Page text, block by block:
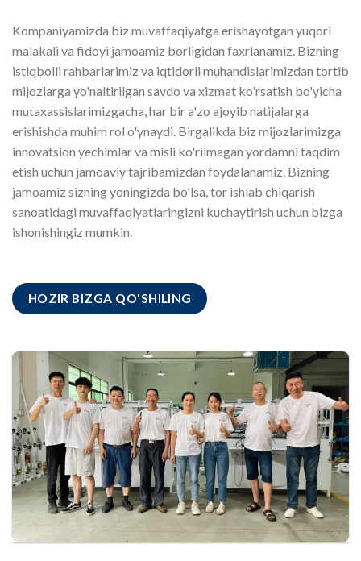
Kompaniyamizda biz muvaffaqiyatga erishayotgan yuqori
malakali va fidoyi jamoamiz borligidan faxrlanamiz. Bizning
istiqbolli rahbarlarimiz va iqtidorli muhandislarimizdan tortib
mijozlarga yo'naltirilgan savdo va xizmat ko'rsatish bo'yicha
mutaxassislarimizgacha, har bir a'zo ajoyib natijalarga
erishishda muhim rol o'ynaydi. Birgalikda biz mijozlarimizga
innovatsion yechimlar va misli ko'rilmagan yordamni taqdim
etish uchun jamoaviy tajribamizdan foydalanamiz. Bizning
jamoamiz sizning yoningizda bo'lsa, tor ishlab chiqarish
sanoatidagi muvaffaqiyatlaringizni kuchaytirish uchun bizga
ishonishingiz mumkin.
HOZIR BIZGA QO'SHILING